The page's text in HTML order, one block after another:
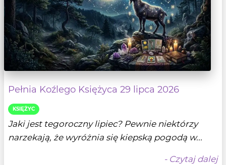
Pełnia Koźlego Księżyca 29 lipca 2026
KSIĘŻYC
Jaki jest tegoroczny lipiec? Pewnie niektórzy
narzekają, że wyróżnia się kiepską pogodą w...
- Czytaj dalej